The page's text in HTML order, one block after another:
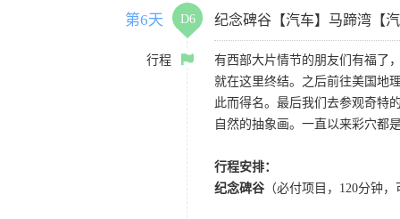
第6天 D6 纪念碑谷【汽车】马蹄湾【
行程
有西部大片情节的朋友们有福了
就在这里终结。之后前往美国地
此而得名。最后我们去参观奇特
自然的抽象画。一直以来彩穴都
行程安排：
纪念碑谷 （必付项目，120分钟